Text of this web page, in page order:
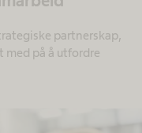
partnerskap,
med på å utfordre